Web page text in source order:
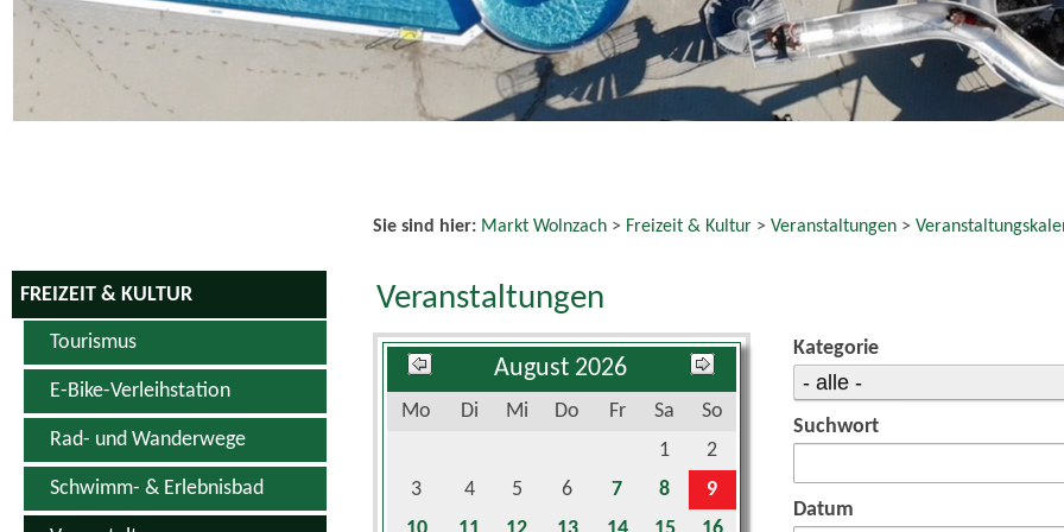
FREIZEIT & KULTUR
Tourismus
E-Bike-Verleihstation
Rad- und Wanderwege
Schwimm- & Erlebnisbad
Sie sind hier: Markt Wolnzach> Freizeit & Kultur> Veranstaltungen>
Veranstaltungen
August 2026
Mo Di Mi Do Fr Sa
So
1
2
3
4 5 6 7 8
9
Kategorie
Suchwort
Datum